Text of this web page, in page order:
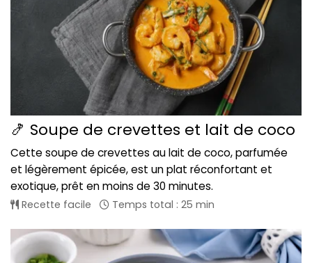
🍤 Soupe de crevettes et lait de coco
Cette soupe de crevettes au lait de coco, parfumée
et légèrement épicée, est un plat réconfortant et
exotique, prêt en moins de 30 minutes.
Recette facile Temps total : 25 min